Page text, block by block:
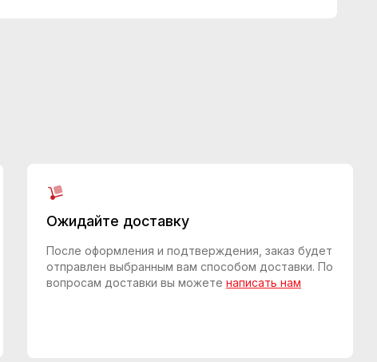
Ожидайте доставку
После оформления и подтверждения, заказ будет
отправлен выбранным вам способом доставки. По
вопросам доставки вы можете написать нам